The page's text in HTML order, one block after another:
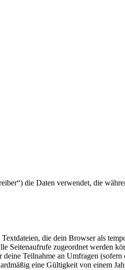
die Daten verwendet, die
die dein Browser als
Seitenaufrufe zugeordnet werden
Teilnahme an Umfragen
eine Gültigkeit von einem